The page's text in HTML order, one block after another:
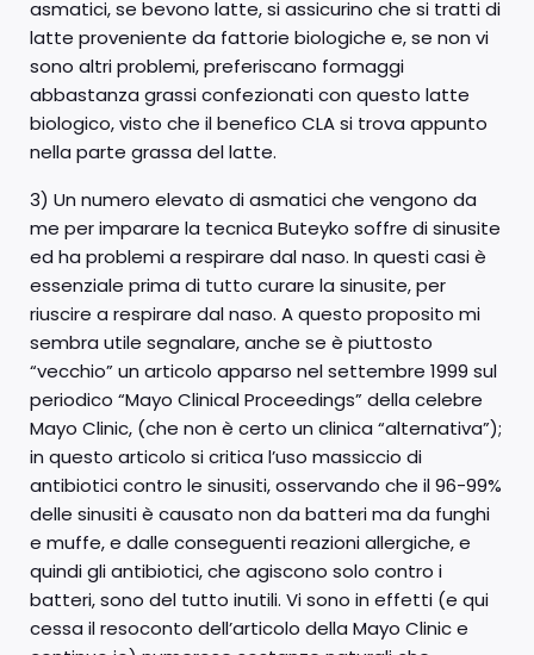
asmatici, se bevono latte, si assicurino che si tratti di
latte proveniente da fattorie biologiche e, se non vi
sono altri problemi, preferiscano formaggi
abbastanza grassi confezionati con questo latte
biologico, visto che il benefico CLA si trova appunto
nella parte grassa del latte.
3) Un numero elevato di asmatici che vengono da
me per imparare la tecnica Buteyko soffre di sinusite
ed ha problemi a respirare dal naso. In questi casi è
essenziale prima di tutto curare la sinusite, per
riuscire a respirare dal naso. A questo proposito mi
sembra utile segnalare, anche se è piuttosto
“vecchio” un articolo apparso nel settembre 1999 sul
periodico “Mayo Clinical Proceedings” della celebre
Mayo Clinic, (che non è certo un clinica “alternativa”);
in questo articolo si critica l’uso massiccio di
antibiotici contro le sinusiti, osservando che il 96-99%
delle sinusiti è causato non da batteri ma da funghi
e muffe, e dalle conseguenti reazioni allergiche, e
quindi gli antibiotici, che agiscono solo contro i
batteri, sono del tutto inutili. Vi sono in effetti (e qui
cessa il resoconto dell’articolo della Mayo Clinic e